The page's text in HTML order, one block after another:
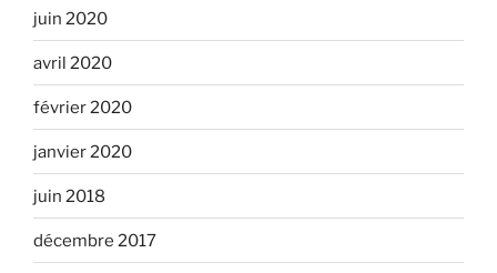
juin 2020
avril 2020
février 2020
janvier 2020
juin 2018
décembre 2017